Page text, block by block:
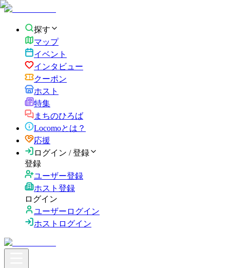
探す
マップ
イベント
インタビュー
クーポン
ホスト
特集
まちのひろば
Locomoとは？
応援
ログイン / 登録
登録
ユーザー登録
ホスト登録
ログイン
ユーザーログイン
ホストログイン